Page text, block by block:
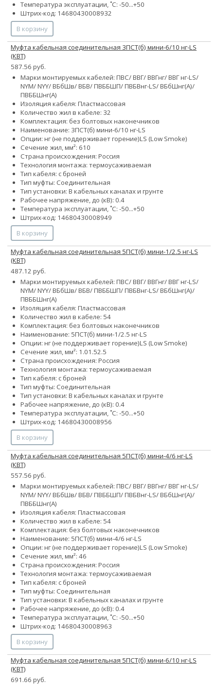
Температура эксплуатации, ˚С: -50...+50
Штрих-код: 14680430008932
В корзину
Муфта кабельная соединительная 3ПСТ(б) мини-6/10 нг-LS
(КВТ)
587.56 руб.
Марки монтируемых кабелей: ПВС/ ВВГ/ ВВГнг/ ВВГ нг-LS/
NYM/ NYY/ ВБбШв/ ВБВ/ ПВББШП/ ПВБВнг-LS/ ВБбШнг(А)/
ПВББШнг(А)
Изоляция кабеля: Пластмассовая
Количество жил в кабеле: 32
Комплектация: без болтовых наконечников
Наименование: 3ПСТ(б) мини-6/10 нг-LS
Опции: нг (не поддерживает горение)LS (Low Smoke)
Сечение жил, мм²: 610
Страна происхождения: Россия
Технология монтажа: термоусаживаемая
Тип кабеля: с броней
Тип муфты: Соединительная
Тип установки: В кабельных каналах и грунте
Рабочее напряжение, до (кВ): 0.4
Температура эксплуатации, ˚С: -50...+50
Штрих-код: 14680430008949
В корзину
Муфта кабельная соединительная 5ПСТ(б) мини-1/2.5 нг-LS
(КВТ)
487.12 руб.
Марки монтируемых кабелей: ПВС/ ВВГ/ ВВГнг/ ВВГ нг-LS/
NYM/ NYY/ ВБбШв/ ВБВ/ ПВББШП/ ПВБВнг-LS/ ВБбШнг(А)/
ПВББШнг(А)
Изоляция кабеля: Пластмассовая
Количество жил в кабеле: 54
Комплектация: без болтовых наконечников
Наименование: 5ПСТ(б) мини-1/2.5 нг-LS
Опции: нг (не поддерживает горение)LS (Low Smoke)
Сечение жил, мм²: 1.01.52.5
Страна происхождения: Россия
Технология монтажа: термоусаживаемая
Тип кабеля: с броней
Тип муфты: Соединительная
Тип установки: В кабельных каналах и грунте
Рабочее напряжение, до (кВ): 0.4
Температура эксплуатации, ˚С: -50...+50
Штрих-код: 14680430008956
В корзину
Муфта кабельная соединительная 5ПСТ(б) мини-4/6 нг-LS
(КВТ)
557.56 руб.
Марки монтируемых кабелей: ПВС/ ВВГ/ ВВГнг/ ВВГ нг-LS/
NYM/ NYY/ ВБбШв/ ВБВ/ ПВББШП/ ПВБВнг-LS/ ВБбШнг(А)/
ПВББШнг(А)
Изоляция кабеля: Пластмассовая
Количество жил в кабеле: 54
Комплектация: без болтовых наконечников
Наименование: 5ПСТ(б) мини-4/6 нг-LS
Опции: нг (не поддерживает горение)LS (Low Smoke)
Сечение жил, мм²: 46
Страна происхождения: Россия
Технология монтажа: термоусаживаемая
Тип кабеля: с броней
Тип муфты: Соединительная
Тип установки: В кабельных каналах и грунте
Рабочее напряжение, до (кВ): 0.4
Температура эксплуатации, ˚С: -50...+50
Штрих-код: 14680430008963
В корзину
Муфта кабельная соединительная 5ПСТ(б) мини-6/10 нг-LS
(КВТ)
691.66 руб.